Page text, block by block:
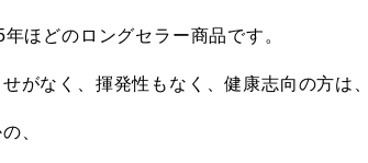
年ほどのロングセラー商品です。
せがなく、揮発性もなく、健康志向の方は
、